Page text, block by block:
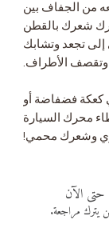
من الجفاف بين
شعرك بالقطن
إلى تجعد وتشابك
وتقصف الأطراف.
فضفاضة أو
محرك السيارة
وشعرك محمي!
الآن
مراجعة.